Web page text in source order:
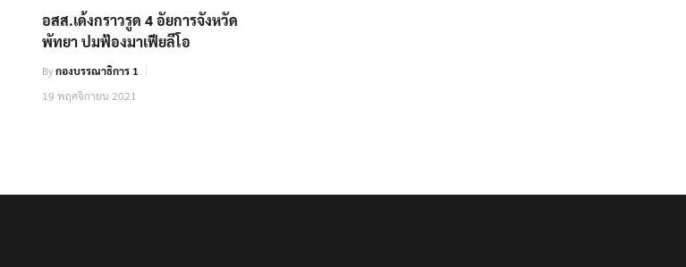
อสส.เด้งกราวรูด 4 อัยการจังหวัด
พัทยา ปมฟ้องมาเฟียลีโอ
Byกองบรรณาธิการ 1
19 พฤศจิกายน 2021